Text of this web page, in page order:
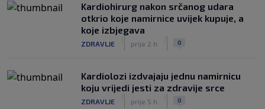
Kardiohirurg nakon srčanog udara
otkrio koje namirnice uvijek kupuje, a
koje izbjegava
ZDRAVLJE prije 2 h 0
Kardiolozi izdvajaju jednu namirnicu
koju vrijedi jesti za zdravije srce
ZDRAVLJE prije 5 h 0